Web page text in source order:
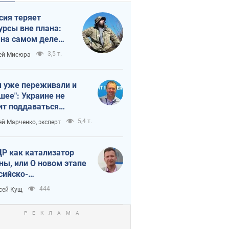
теряет
вне плана:
на самом деле
темп войны
Мисюра 3,5 т.
переживали и
Украине не
поддаваться
из-за
террора
Марченко, эксперт 5,4 т.
как катализатор
или О новом этапе
союза
Кущ 444